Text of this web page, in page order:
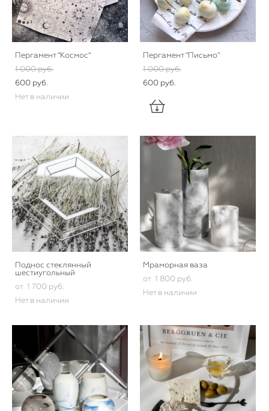
Пергамент "Космос"
1 000 pуб.
600 pуб.
Нет в наличии
Пергамент "Письмо"
1 000 pуб.
600 pуб.
Поднос стеклянный
шестиугольный
от 1 700 pуб.
Нет в наличии
Мраморная ваза
от 1 800 pуб.
Нет в наличии